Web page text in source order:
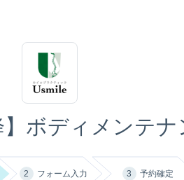
】ボディメンテ
2 フォーム入力 3 予約確定